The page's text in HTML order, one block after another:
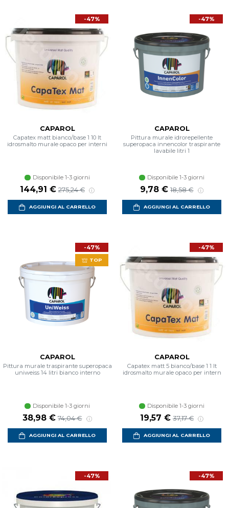
-47%
CAPAROL
Capatex matt bianco/base 1 10 lt
idrosmalto murale opaco per interni
Disponibile 1-3 giorni
144,91 € 275,24 €
AGGIUNGI AL CARRELLO
-47%
CAPAROL
Pittura murale idrorepellente
superopaca innencolor traspirante
lavabile litri 1
Disponibile 1-3 giorni
9,78 € 18,58 €
AGGIUNGI AL CARRELLO
-47%
TOP
CAPAROL
Pittura murale traspirante superopaca
uniweiss 14 litri bianco interno
Disponibile 1-3 giorni
38,98 € 74,04 €
AGGIUNGI AL CARRELLO
-47%
CAPAROL
Capatex matt 5 bianco/base 1 1 lt
idrosmalto murale opaco per intern
Disponibile 1-3 giorni
19,57 € 37,17 €
AGGIUNGI AL CARRELLO
-47% -47%